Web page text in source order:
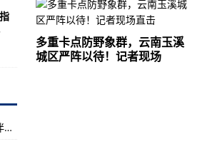
的个体工商户占各类市场主体总量的三分之二
接触者333人，均按要求落实健康管理措施
管总局发布六类产品消费提示
单并促进本土化
战略轰炸机飞越波罗的海
多重卡点防野象群，云南玉溪
城区严阵以待！记者现场
佛山一家三代四口人全转确诊，同小区广场舞舞伴也确诊